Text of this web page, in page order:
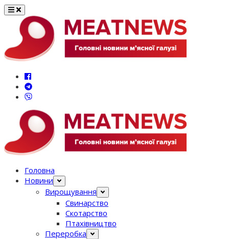
Перейти
вмісту
Головна
Новини
Вирощування
Свинарство
Скотарство
Птахівництво
Переробка